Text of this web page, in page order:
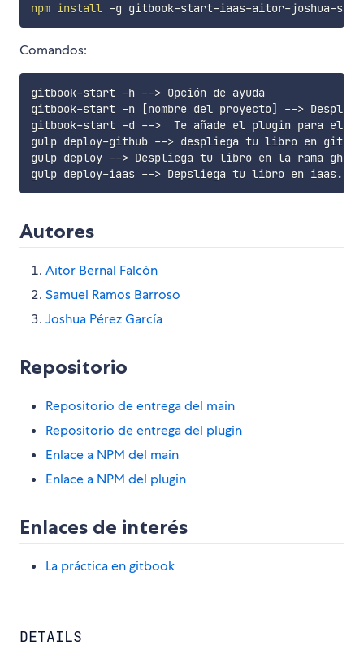
npm install
Comandos:
gitbook-start -h --> Opción de ayuda
gitbook-start -n
[nombre del proyecto] -->
gitbook-start -d -->
Te añade el plugin para el
gulp deploy-github --> despliega tu libro en github
gulp deploy --> Despliega tu libro en la rama gh-
gulp deploy-iaas -->
Autores
Aitor Bernal Falcón
Samuel Ramos Barroso
Joshua Pérez García
Repositorio
Repositorio de entrega del main
Repositorio de entrega del plugin
Enlace a NPM del main
Enlace a NPM del plugin
Enlaces de interés
La práctica en gitbook
DETAILS